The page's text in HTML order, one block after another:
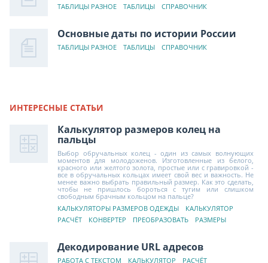
ТАБЛИЦЫ РАЗНОЕ ТАБЛИЦЫ СПРАВОЧНИК
Основные даты по истории России
ТАБЛИЦЫ РАЗНОЕ ТАБЛИЦЫ СПРАВОЧНИК
ИНТЕРЕСНЫЕ СТАТЬИ
Калькулятор размеров колец на
пальцы
Выбор обручальных колец - один из самых волнующих
моментов для молодоженов. Изготовленные из белого,
красного или желтого золота, простые или с гравировкой -
все в обручальных кольцах имеет свой вес и важность. Не
менее важно выбрать правильный размер. Как это сделать,
чтобы не пришлось бороться с тугим или слишком
свободным брачным кольцом на пальце?
КАЛЬКУЛЯТОРЫ РАЗМЕРОВ ОДЕЖДЫ
КАЛЬКУЛЯТОР
РАСЧЁТ
КОНВЕРТЕР ПРЕОБРАЗОВАТЬ РАЗМЕРЫ
Декодирование URL адресов
РАБОТА С ТЕКСТОМ КАЛЬКУЛЯТОР
РАСЧЁТ